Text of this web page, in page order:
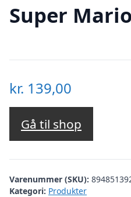
Super
kr. 139,00
Gå til shop
Varenummer (SKU):
Kategori: Produkter